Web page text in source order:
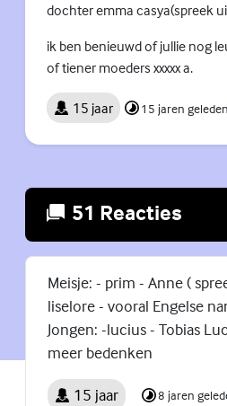
dochter emma casya(spreek
ik ben benieuwd of jullie nog
of tiener moeders xxxxx a.
15 jaar 15 jaren geleden
51 Reacties
Meisje: - prim - Anne (
liselore - vooral Engelse
Jongen: -lucius - Tobias
meer bedenken
15 jaar 8 jaren